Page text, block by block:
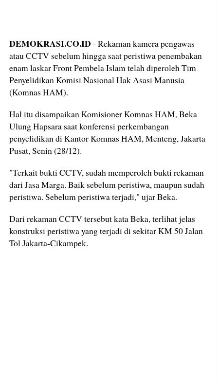
DEMOKRASI.CO.ID - Rekaman kamera pengawas
atau CCTV sebelum hingga saat peristiwa penembakan
enam laskar Front Pembela Islam telah diperoleh Tim
Penyelidikan Komisi Nasional Hak Asasi Manusia
(Komnas HAM).
Hal itu disampaikan Komisioner Komnas HAM, Beka
Ulung Hapsara saat konferensi perkembangan
penyelidikan di Kantor Komnas HAM, Menteng, Jakarta
Pusat, Senin (28/12).
"Terkait bukti CCTV, sudah memperoleh bukti rekaman
dari Jasa Marga. Baik sebelum peristiwa, maupun sudah
peristiwa. Sebelum peristiwa terjadi," ujar Beka.
Dari rekaman CCTV tersebut kata Beka, terlihat jelas
konstruksi peristiwa yang terjadi di sekitar KM 50 Jalan
Tol Jakarta-Cikampek.